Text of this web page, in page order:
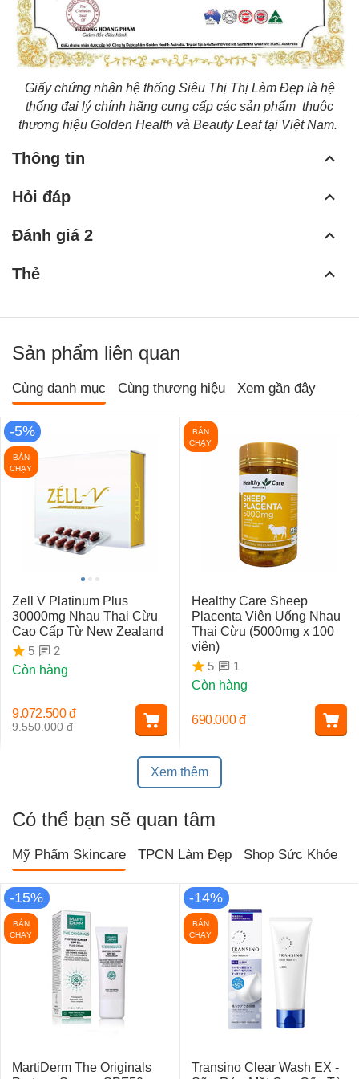
Giấy chứng nhận hệ thống Siêu Thị Thị Làm Đẹp là hệ
thống đại lý chính hãng cung cấp các sản phẩm thuộc
thương hiệu Golden Health và Beauty Leaf tại Việt Nam.
Thông tin
Hỏi đáp
Đánh giá 2
Thẻ
Sản phẩm liên quan
Cùng danh mục Cùng thương hiệu Xem gần đây
-5%
BÁN
CHẠY
Zell V Platinum Plus
30000mg Nhau Thai Cừu
Cao Cấp Từ New Zealand
5
2
Còn hàng
9.550.000 đ
9.072.500 đ
BÁN
CHẠY
Healthy Care Sheep
Placenta Viên Uống Nhau
Thai Cừu (5000mg x 100
viên)
5
1
Còn hàng
690.000 đ
Xem thêm
Có thể bạn sẽ quan tâm
Mỹ Phẩm Skincare TPCN Làm Đẹp Shop Sức Khỏe
-15%
BÁN
CHẠY
MartiDerm The Originals
-14%
BÁN
CHẠY
Transino Clear Wash EX -